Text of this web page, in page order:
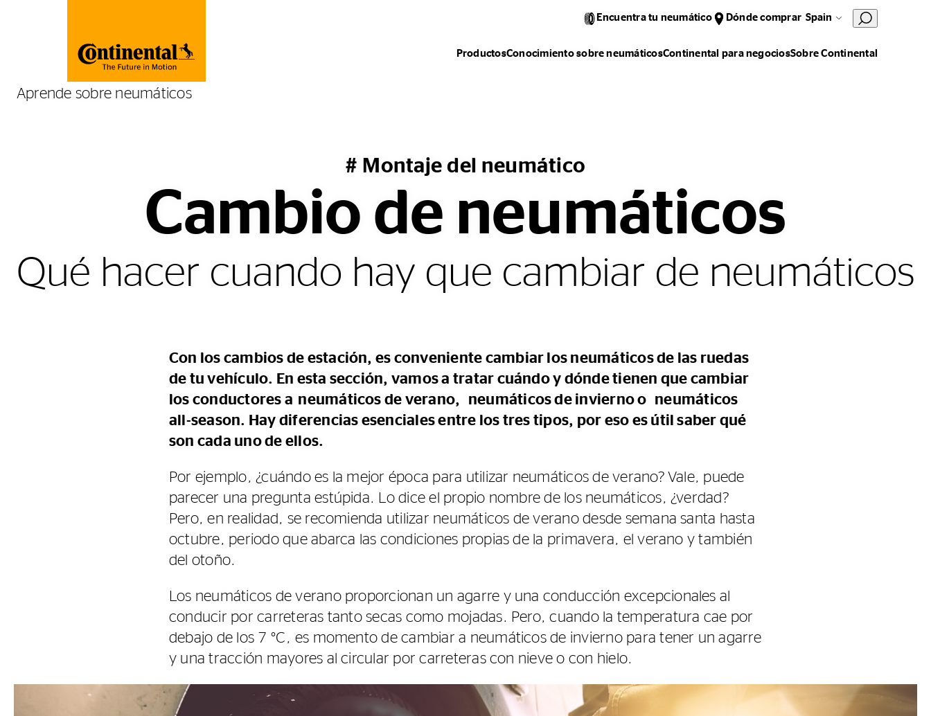
Encuentra tu neumático Dónde comprar Spain
ProductosConocimiento sobre neumáticosContinental para negociosSobre Continental
Aprende sobre neumáticos
# Montaje del neumático
Cambio de neumáticos
Qué hacer cuando hay que cambiar de neumáticos
Con los cambios de estación, es conveniente cambiar los neumáticos de las ruedas
de tu vehículo. En esta sección, vamos a tratar cuándo y dónde tienen que cambiar
los conductores a neumáticos de verano, neumáticos de invierno o neumáticos
all-season. Hay diferencias esenciales entre los tres tipos, por eso es útil saber qué
son cada uno de ellos.
Por ejemplo, ¿cuándo es la mejor época para utilizar neumáticos de verano? Vale, puede
parecer una pregunta estúpida. Lo dice el propio nombre de los neumáticos, ¿verdad?
Pero, en realidad, se recomienda utilizar neumáticos de verano desde semana santa hasta
octubre, periodo que abarca las condiciones propias de la primavera, el verano y también
del otoño.
Los neumáticos de verano proporcionan un agarre y una conducción excepcionales al
conducir por carreteras tanto secas como mojadas. Pero, cuando la temperatura cae por
debajo de los 7 °C, es momento de cambiar a neumáticos de invierno para tener un agarre
y una tracción mayores al circular por carreteras con nieve o con hielo.